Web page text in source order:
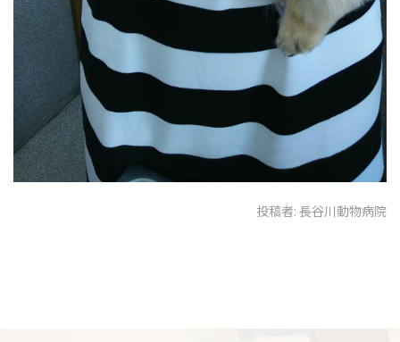
投稿者: 長谷川動物病院